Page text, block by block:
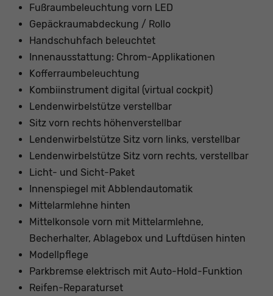
Fußraumbeleuchtung vorn LED
Gepäckraumabdeckung / Rollo
Handschuhfach beleuchtet
Innenausstattung: Chrom-Applikationen
Kofferraumbeleuchtung
Kombiinstrument digital (virtual cockpit)
Lendenwirbelstütze verstellbar
Sitz vorn rechts höhenverstellbar
Lendenwirbelstütze Sitz vorn links, verstellbar
Lendenwirbelstütze Sitz vorn rechts, verstellbar
Licht- und Sicht-Paket
Innenspiegel mit Abblendautomatik
Mittelarmlehne hinten
Mittelkonsole vorn mit Mittelarmlehne,
Becherhalter, Ablagebox und Luftdüsen hinten
Modellpflege
Parkbremse elektrisch mit Auto-Hold-Funktion
Reifen-Reparaturset